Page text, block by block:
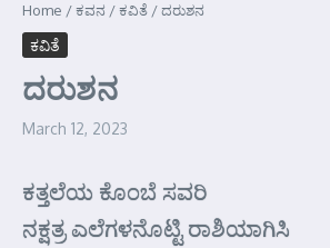
Home /ಕವನ /ಕವಿತೆ /ದರುಶನ
ಕವಿತೆ
ದರುಶನ
March 12, 2023
ಕತ್ತಲೆಯ ಕೊಂಬೆ ಸವರಿ
ನಕ್ಷತ್ರ ಎಲೆಗಳನೊಟ್ಟಿ ರಾಶಿಯಾಗಿಸಿ